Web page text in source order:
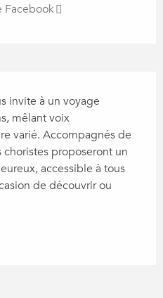
Facebook
invite à un voyage
mêlant voix
varié. Accompagnés de
proposeront un
accessible à tous
de découvrir ou